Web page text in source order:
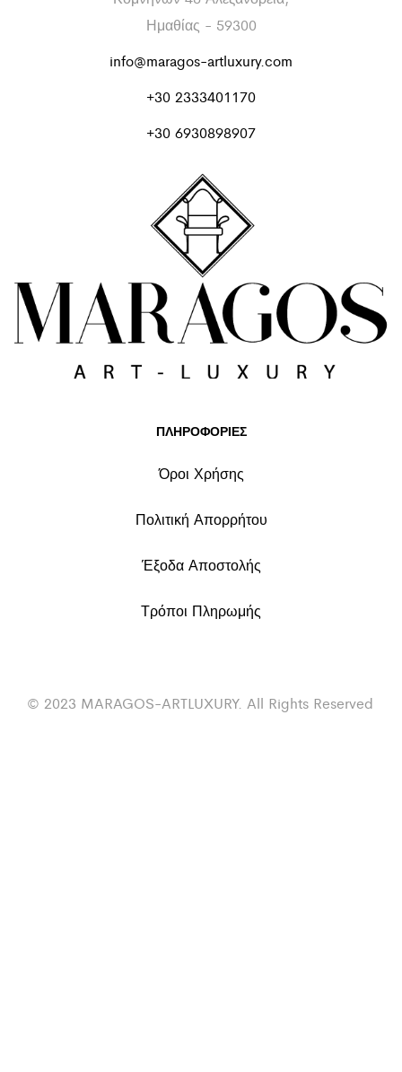
Ημαθίας - 59300
info@maragos-artluxury.com
+30 2333401170
+30 6930898907
ΠΛΗΡΟΦΟΡΙΕΣ
Όροι Χρήσης
Πολιτική Απορρήτου
Έξοδα Αποστολής
Τρόποι Πληρωμής
© 2023 MARAGOS-ARTLUXURY. All Rights Reserved